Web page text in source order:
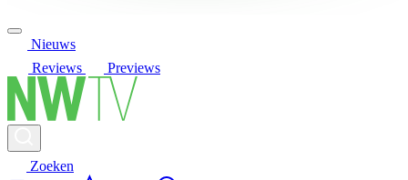
Nieuws
Reviews
Previews
Zoeken